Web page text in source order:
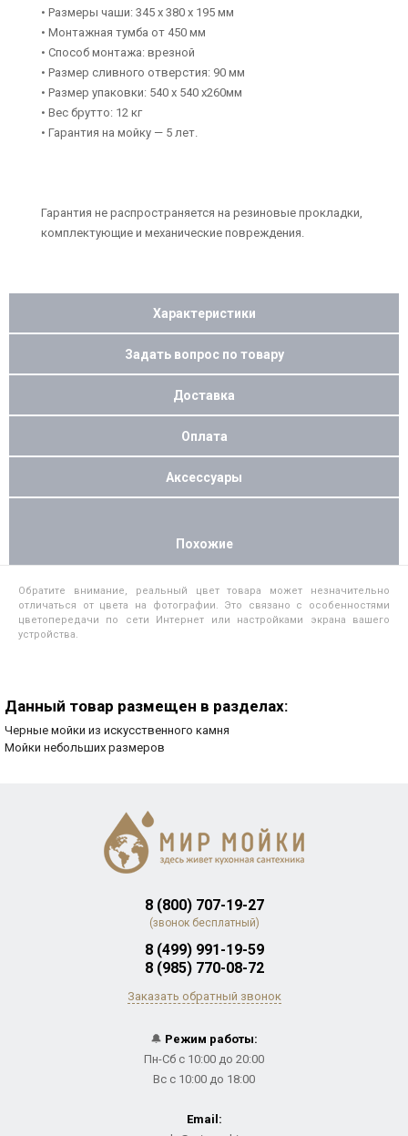
• Размеры чаши: 345 x 380 х 195 мм
• Монтажная тумба от 450 мм
• Способ монтажа: врезной
• Размер сливного отверстия: 90 мм
• Размер упаковки: 540 х 540 х260мм
• Вес брутто: 12 кг
• Гарантия на мойку — 5 лет.
Гарантия не распространяется на резиновые прокладки,
комплектующие и механические повреждения.
Характеристики
Задать вопрос по товару
Доставка
Оплата
Аксессуары
Похожие
Обратите внимание, реальный цвет товара может незначительно
отличаться от цвета на фотографии. Это связано с особенностями
цветопередачи по сети Интернет или настройками экрана вашего
устройства.
Данный товар размещен в разделах:
Черные мойки из искусственного камня
Мойки небольших размеров
8 (800) 707-19-27
(звонок бесплатный)
8 (499) 991-19-59
8 (985) 770-08-72
Заказать обратный звонок
🔔 Режим работы:
Пн-Сб с 10:00 до 20:00
Вс с 10:00 до 18:00
Email: